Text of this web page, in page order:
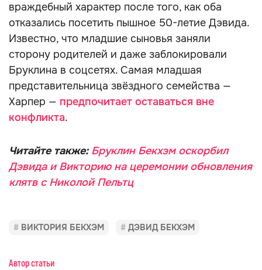
враждебный характер после того, как оба
отказались посетить пышное 50-летие Дэвида.
Известно, что младшие сыновья заняли
сторону родителей и даже заблокировали
Бруклина в соцсетях. Самая младшая
представительница звёздного семейства —
Харпер — предпочитает оставаться вне
конфликта.
Читайте также: Бруклин Бекхэм оскорбил
Дэвида и Викторию на церемонии обновления
клятв с Николой Пельтц
ВИКТОРИЯ БЕКХЭМ ДЭВИД БЕКХЭМ
Автор статьи